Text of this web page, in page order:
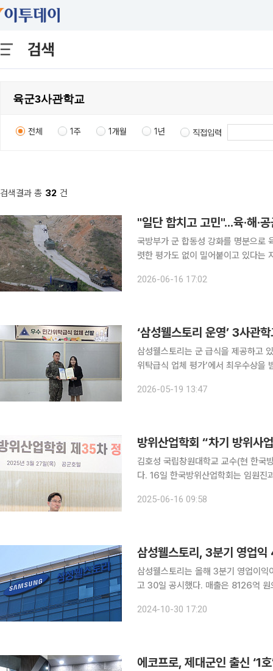
검색
전체 1주 1개월 1년 직접입력
검색결과 총 32 건
"일단 합치고 고민"...육·해·
국방부가 군 합동성 강화를 명분으로
렷한 평가도 없이 밀어붙이고 있다는 지적이 나온다. 최근 안규백 국방
공군 사관학교 생도들을 통합 선발해
2026-06-16 17:02
‘삼성웰스토리 운영’ 3사관
삼성웰스토리는 군 급식을 제공하고
위탁급식 업체 평가’에서 최우수상을 받았다. 19일 삼성웰스토리에 따르면 국방부
의 군 급식 시장 진출도 본격화하고
2026-05-19 13:47
방위산업학회 “차기 방위사
김호성 국립창원대학교 교수(현 한국
다. 16일 한국방위산업학회는 임원진과 한국생산성본부(KPC)가 함께 국민추천제를 통해 김 교수
금, 대기업과 중견·중소기업 간에 심
2025-06-16 09:58
삼성웰스토리, 3분기 영업
삼성웰스토리는 올해 3분기 영업이
고 30일 공시했다. 매출은 8126억 원으로 전년 동기(7254억 원) 대비 12% 늘었다. 단체급식 사
음 서비스를 제공하는 개포 자이 프레
2024-10-30 17:20
에코프로, 제대군인 출신 ‘1